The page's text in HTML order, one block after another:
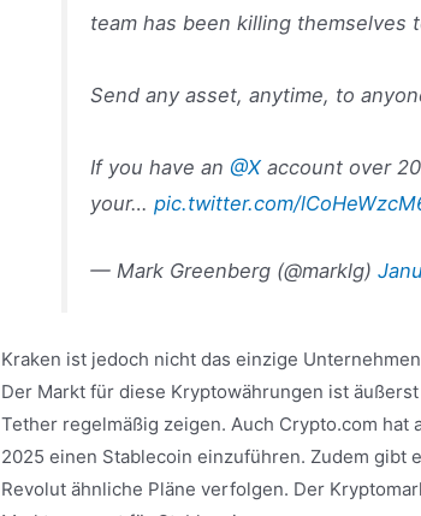
team has been killing themselves
Send any asset, anytime, to
If you have an@Xaccount over
your…pic.twitter.com/
— Mark Greenberg (@marklg)
Kraken ist jedoch nicht das einzige
Der Markt für diese Kryptowährungen ist
Tether regelmäßig zeigen. Auch Crypto.com hat
2025 einen Stablecoin einzuführen. Zudem gibt
Revolut ähnliche Pläne verfolgen. Der